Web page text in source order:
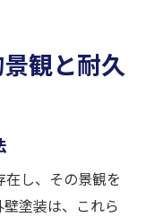
観と耐久
し、その景観を
塗装は、これら